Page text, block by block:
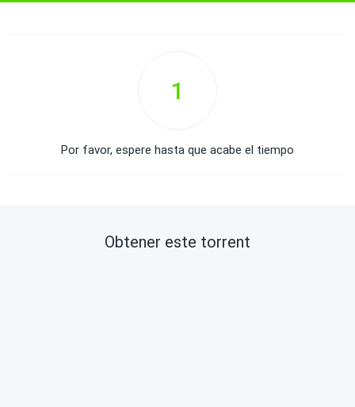
1
Por favor, espere hasta que acabe el tiempo
Obtener este torrent